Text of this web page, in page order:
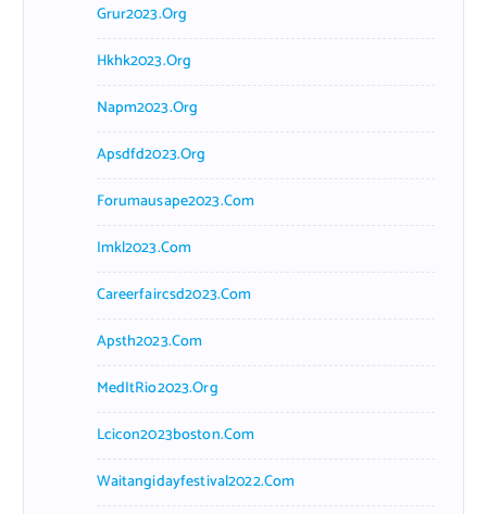
Grur2023.org
Hkhk2023.org
Napm2023.org
Apsdfd2023.org
Forumausape2023.com
Imkl2023.com
Careerfaircsd2023.com
Apsth2023.com
MedItRio2023.org
Lcicon2023boston.com
Waitangidayfestival2022.com